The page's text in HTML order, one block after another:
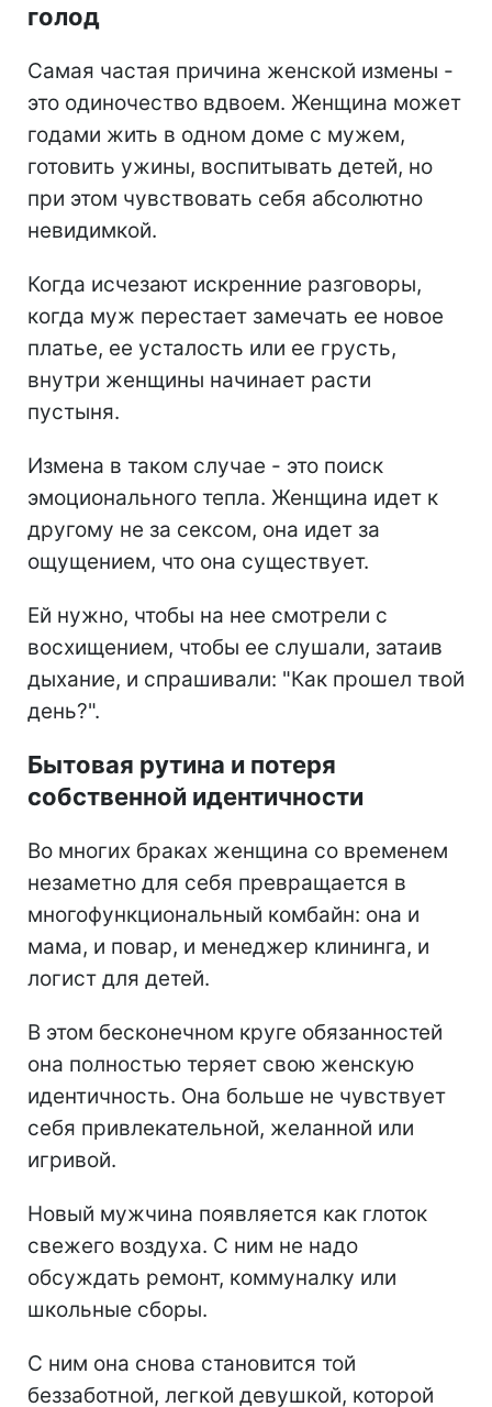
голод
Самая частая причина женской измены -
это одиночество вдвоем. Женщина может
годами жить в одном доме с мужем,
готовить ужины, воспитывать детей, но
при этом чувствовать себя абсолютно
невидимкой.
Когда исчезают искренние разговоры,
когда муж перестает замечать ее новое
платье, ее усталость или ее грусть,
внутри женщины начинает расти
пустыня.
Измена в таком случае - это поиск
эмоционального тепла. Женщина идет к
другому не за сексом, она идет за
ощущением, что она существует.
Ей нужно, чтобы на нее смотрели с
восхищением, чтобы ее слушали, затаив
дыхание, и спрашивали: "Как прошел твой
день?".
Бытовая рутина и потеря
собственной идентичности
Во многих браках женщина со временем
незаметно для себя превращается в
многофункциональный комбайн: она и
мама, и повар, и менеджер клининга, и
логист для детей.
В этом бесконечном круге обязанностей
она полностью теряет свою женскую
идентичность. Она больше не чувствует
себя привлекательной, желанной или
игривой.
Новый мужчина появляется как глоток
свежего воздуха. С ним не надо
обсуждать ремонт, коммуналку или
школьные сборы.
С ним она снова становится той
беззаботной, легкой девушкой, которой